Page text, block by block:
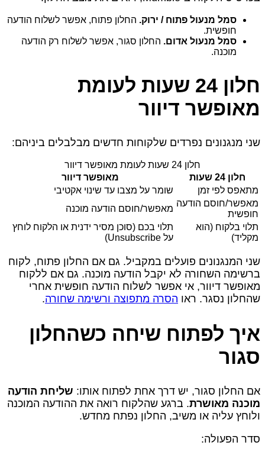
סמל מנעול פתוח / ירוק. החלון פתוח, אפשר לשלוח הודעה
חופשית.
סמל מנעול אדום. החלון סגור, אפשר לשלוח רק הודעה
מוכנה.
חלון 24 שעות לעומת
מאופשר דיוור
שני מנגנונים נפרדים שלקוחות חדשים מבלבלים ביניהם:
חלון 24 שעות לעומת מאופשר דיוור
חלון 24 שעות
מאופשר דיוור
מתאפס לפי זמן
שומר על מצבו עד שינוי אקטיבי
מאפשר/חוסם הודעה
חופשית
מאפשר/חוסם הודעה מוכנה
תלוי בלקוח (הוא
מקליד)
תלוי בכם (סוכן מסיר ידנית או הלקוח לוחץ
על Unsubscribe)
שני המנגנונים פועלים במקביל. גם אם החלון פתוח, לקוח
ברשימה השחורה לא יקבל הודעה מוכנה. גם אם ללקוח
מאופשר דיוור, אי אפשר לשלוח הודעה חופשית אחרי
שהחלון נסגר. ראו הסרה מתפוצה ורשימה שחורה.
איך לפתוח שיחה כשהחלון
סגור
אם החלון סגור, יש דרך אחת לפתוח אותו: שליחת הודעה
מוכנה מאושרת. ברגע שהלקוח רואה את ההודעה המוכנה
ולוחץ עליה או משיב, החלון נפתח מחדש.
סדר הפעולה: